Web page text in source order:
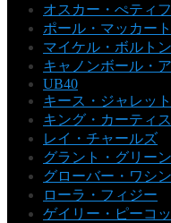
オスカー・ぺティ
ポール・マッカー
マイケル・ボルトン
キャノンボール・
UB40
キース・ジャレット
キング・カーティス
レイ・チャールズ
グラント・グリーン
グローバー・ワシ
ローラ・フィジー
ゲイリー・ピーコ